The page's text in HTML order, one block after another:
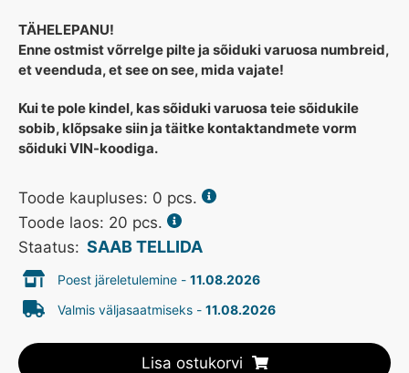
TÄHELEPANU!
Enne ostmist võrrelge pilte ja sõiduki varuosa numbreid,
et veenduda, et see on see, mida vajate!
Kui te pole kindel, kas sõiduki varuosa teie sõidukile
sobib, klõpsake siin ja täitke kontaktandmete vorm
sõiduki VIN-koodiga.
Toode kaupluses: 0 pcs.
Toode laos: 20 pcs.
Staatus: SAAB TELLIDA
Poest järeletulemine - 11.08.2026
Valmis väljasaatmiseks - 11.08.2026
Lisa ostukorvi